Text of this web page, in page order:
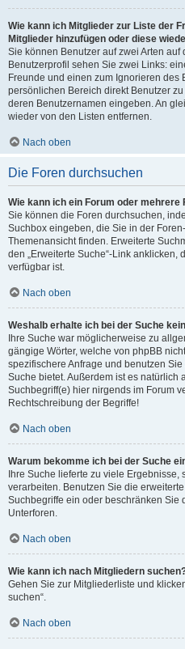
Wie kann ich Mitglieder zur Liste der
Mitglieder hinzufügen oder diese
Sie können Benutzer auf zwei Arten
Benutzerprofil sehen Sie zwei Links:
Freunde und einen zum Ignorieren des
persönlichen Bereich direkt Benutzer
deren Benutzernamen eingeben. An
wieder von den Listen entfernen.
Nach oben
Die Foren durchsuchen
Wie kann ich ein Forum oder mehrere
Sie können die Foren durchsuchen,
Suchbox eingeben, die Sie in der
Themenansicht finden. Erweiterte
den „Erweiterte Suche“-Link anklicken,
verfügbar ist.
Nach oben
Weshalb erhalte ich bei der Suche
Ihre Suche war möglicherweise zu
gängige Wörter, welche von phpBB
spezifischere Anfrage und benutzen
Suche bietet. Außerdem ist es natürlich
Suchbegriff(e) hier nirgends im Forum
Rechtschreibung der Begriffe!
Nach oben
Warum bekomme ich bei der Suche
Ihre Suche lieferte zu viele
verarbeiten. Benutzen Sie die
Suchbegriffe ein oder beschränken Sie
Unterforen.
Nach oben
Wie kann ich nach Mitgliedern
Gehen Sie zur Mitgliederliste und
suchen“.
Nach oben